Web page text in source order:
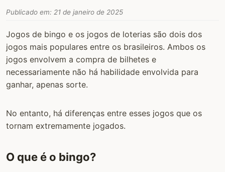
Publicado em: 21 de janeiro de 2025
Jogos de bingo e os jogos de loterias são dois dos
jogos mais populares entre os brasileiros. Ambos os
jogos envolvem a compra de bilhetes e
necessariamente não há habilidade envolvida para
ganhar, apenas sorte.
No entanto, há diferenças entre esses jogos que os
tornam extremamente jogados.
O que é o bingo?